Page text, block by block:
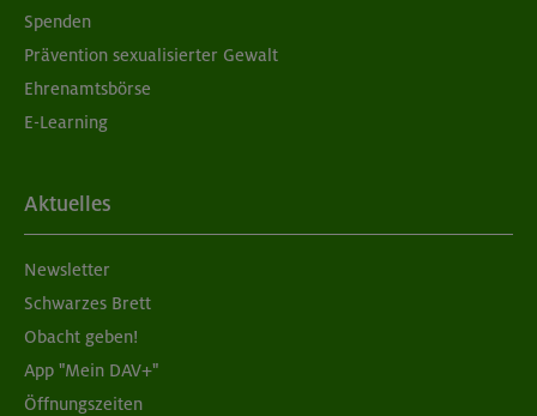
Spenden
Prävention sexualisierter Gewalt
Ehrenamtsbörse
E-Learning
Aktuelles
Newsletter
Schwarzes Brett
Obacht geben!
App "Mein DAV+"
Öffnungszeiten